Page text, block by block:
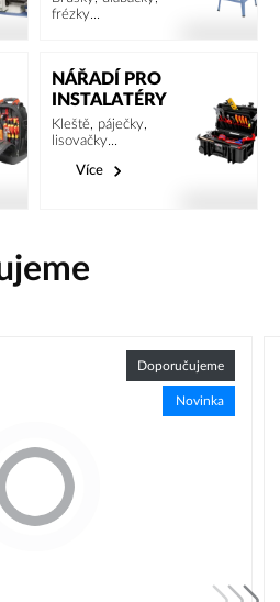
frézky...
NÁŘADÍ PRO
INSTALATÉRY
Kleště, páječky,
lisovačky...
Více
Doporučujeme
Novinka